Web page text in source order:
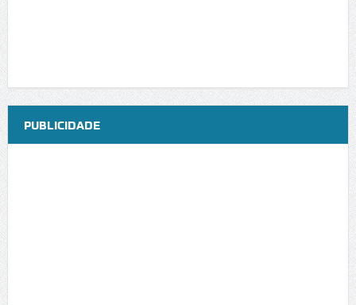
PUBLICIDADE